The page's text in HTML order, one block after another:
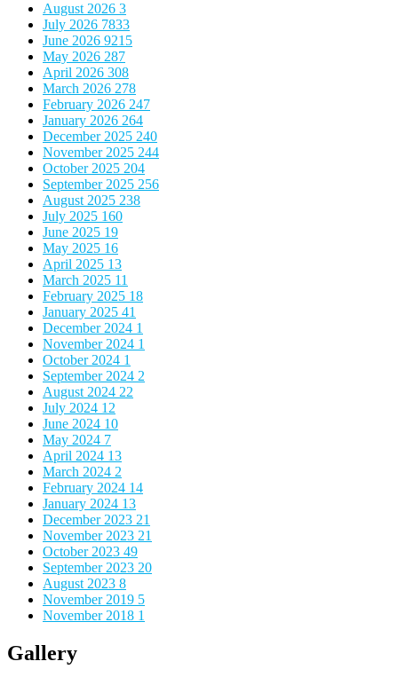
August 2026 3
July 2026 7833
June 2026 9215
May 2026 287
April 2026 308
March 2026 278
February 2026 247
January 2026 264
December 2025 240
November 2025 244
October 2025 204
September 2025 256
August 2025 238
July 2025 160
June 2025 19
May 2025 16
April 2025 13
March 2025 11
February 2025 18
January 2025 41
December 2024 1
November 2024 1
October 2024 1
September 2024 2
August 2024 22
July 2024 12
June 2024 10
May 2024 7
April 2024 13
March 2024 2
February 2024 14
January 2024 13
December 2023 21
November 2023 21
October 2023 49
September 2023 20
August 2023 8
November 2019 5
November 2018 1
Gallery